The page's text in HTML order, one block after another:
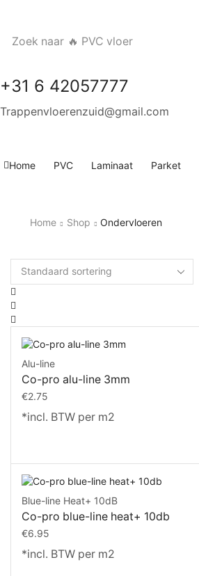
Zoek naar 🔥 PVC vloer
+31 6 42057777
Trappenvloerenzuid@gmail.com
Home PVC Laminaat Parket
Home Shop Ondervloeren
Alu-line
Co-pro alu-line 3mm
€2.75
*incl. BTW per m2
Blue-line Heat+ 10dB
Co-pro blue-line heat+ 10db
€6.95
*incl. BTW per m2